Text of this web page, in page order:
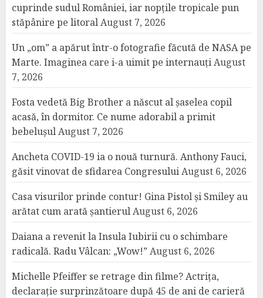
cuprinde sudul României, iar nopțile tropicale pun
stăpânire pe litoralAugust 7, 2026
Un „om” a apărut într-o fotografie făcută de NASA pe
Marte. Imaginea care i-a uimit pe internauțiAugust
7, 2026
Fosta vedetă Big Brother a născut al șaselea copil
acasă, în dormitor. Ce nume adorabil a primit
bebelușulAugust 7, 2026
Ancheta COVID-19 ia o nouă turnură. Anthony Fauci,
găsit vinovat de sfidarea CongresuluiAugust 6, 2026
Casa visurilor prinde contur! Gina Pistol și Smiley au
arătat cum arată șantierulAugust 6, 2026
Daiana a revenit la Insula Iubirii cu o schimbare
radicală. Radu Vâlcan: „Wow!” August 6, 2026
Michelle Pfeiffer se retrage din filme? Actrița,
declarație surprinzătoare după 45 de ani de carieră